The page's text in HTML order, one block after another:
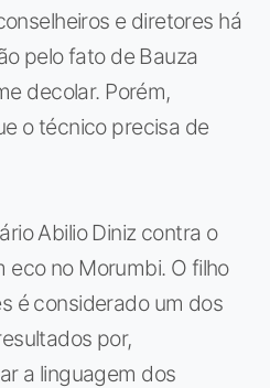
e diretores há
pelo fato de Bauza
decolar. Porém,
o técnico precisa de
Abilio Diniz contra o
no Morumbi. O filho
é considerado um dos
por,
a linguagem dos